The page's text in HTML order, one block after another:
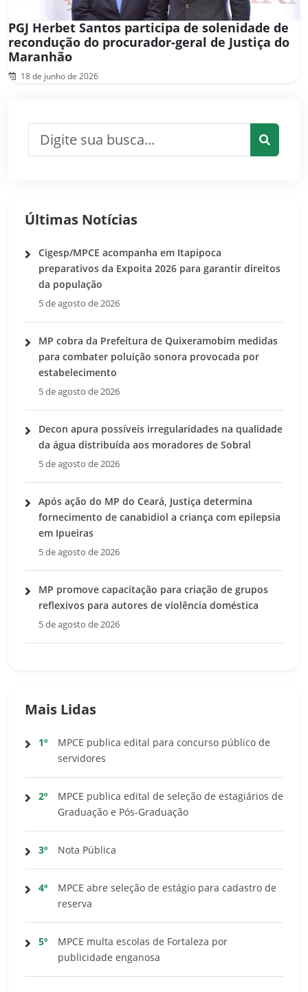
PGJ Herbet Santos participa de solenidade de
recondução do procurador-geral de Justiça do
Maranhão
18 de junho de 2026
Últimas Notícias
Cigesp/MPCE acompanha em Itapipoca
preparativos da Expoita 2026 para garantir direitos
da população
5 de agosto de 2026
MP cobra da Prefeitura de Quixeramobim medidas
para combater poluição sonora provocada por
estabelecimento
5 de agosto de 2026
Decon apura possíveis irregularidades na qualidade
da água distribuída aos moradores de Sobral
5 de agosto de 2026
Após ação do MP do Ceará, Justiça determina
fornecimento de canabidiol a criança com epilepsia
em Ipueiras
5 de agosto de 2026
MP promove capacitação para criação de grupos
reflexivos para autores de violência doméstica
5 de agosto de 2026
Mais Lidas
1º
MPCE publica edital para concurso público de
servidores
2º
MPCE publica edital de seleção de estagiários de
Graduação e Pós-Graduação
3º Nota Pública
4º
MPCE abre seleção de estágio para cadastro de
reserva
5º
MPCE multa escolas de Fortaleza por
publicidade enganosa